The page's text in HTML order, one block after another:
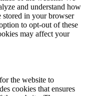
and understand how
stored in your browser
to opt-out of these
may affect your
the website to
cookies that ensures